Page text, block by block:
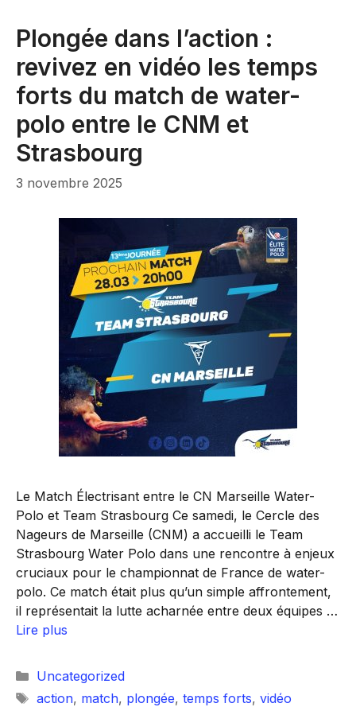
Plongée dans l’action :
revivez en vidéo les temps
forts du match de water-
polo entre le CNM et
Strasbourg
3 novembre 2025
Le Match Électrisant entre le CN Marseille Water-
Polo et Team Strasbourg Ce samedi, le Cercle des
Nageurs de Marseille (CNM) a accueilli le Team
Strasbourg Water Polo dans une rencontre à enjeux
cruciaux pour le championnat de France de water-
polo. Ce match était plus qu’un simple affrontement,
il représentait la lutte acharnée entre deux équipes …
Lire plus
Catégories
Uncategorized
Étiquettes
action, match, plongée, temps forts, vidéo